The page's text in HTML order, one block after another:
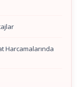
Harcamalarında